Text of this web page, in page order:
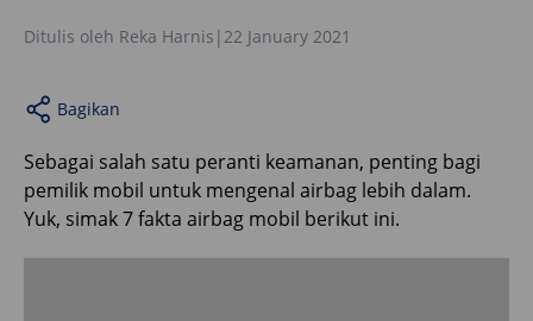
Ditulis oleh Reka Harnis | 22 January 2021
Bagikan
Sebagai salah satu peranti keamanan, penting bagi
pemilik mobil untuk mengenal airbag lebih dalam.
Yuk, simak 7 fakta airbag mobil berikut ini.